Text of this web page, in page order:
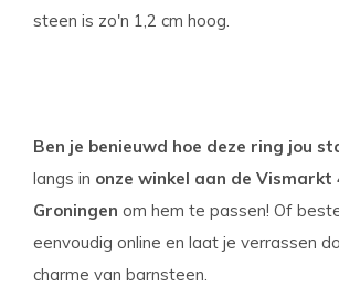
steen is zo'n 1,2 cm hoog.
Ben je benieuwd hoe deze ring jou
langs in onze winkel aan de Vismarkt
Groningen om hem te passen! Of
eenvoudig online en laat je verrassen
charme van barnsteen.